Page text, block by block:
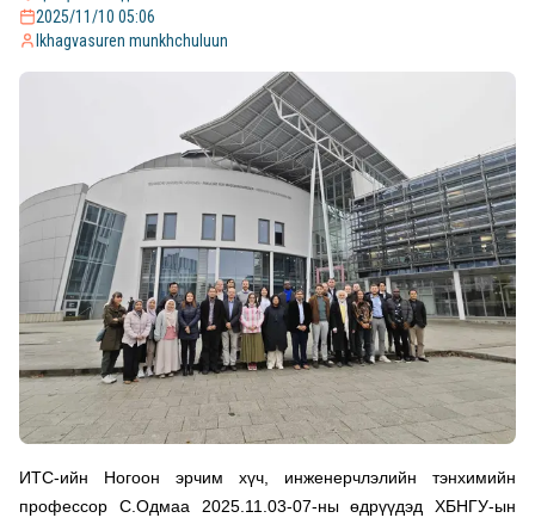
2025/11/10 05:06
lkhagvasuren munkhchuluun
ИТС-ийн Ногоон эрчим хүч, инженерчлэлийн тэнхимийн
профессор С.Одмаа 2025.11.03-07-ны өдрүүдэд ХБНГУ-ын